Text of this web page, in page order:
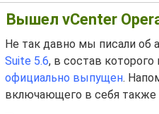
Вышел vCenter
Не так давно мы писали об
Suite 5.6, в состав
официально выпущен.
включающего в себя